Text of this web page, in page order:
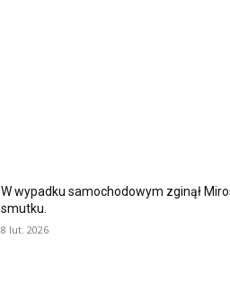
W wypadku samochodowym zginął
smutku.
8 lut. 2026